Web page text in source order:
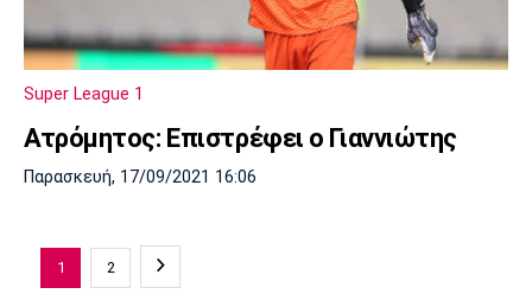
Super League 1
Ατρόμητος: Επιστρέφει ο Γιαννιώτης
Παρασκευή, 17/09/2021 16:06
1 2